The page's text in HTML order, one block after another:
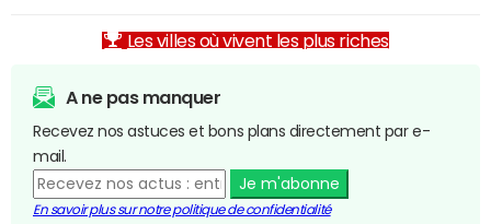
Les villes où vivent les plus riches
A ne pas manquer
Recevez nos astuces et bons plans directement par e-
mail.
Je m'abonne
En savoir plus sur notre politique de confidentialité